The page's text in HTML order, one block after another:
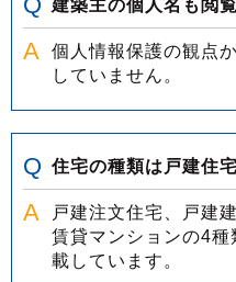
建築主の個人名も閲
個人情報保護の観点
していません。
住宅の種類は戸建住
戸建注文住宅、戸建
賃貸マンションの4
載しています。